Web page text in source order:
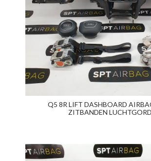
Q5 8R LIFT DASHBOARD
ZITBANDEN